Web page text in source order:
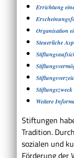
Errichtung
Organisation
Steuerliche
Stiftungszweck
Weitere
Stiftungen
Tradition.
sozialen und
Förderung der